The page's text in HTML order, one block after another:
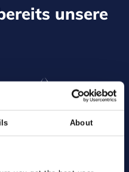
About
unsere